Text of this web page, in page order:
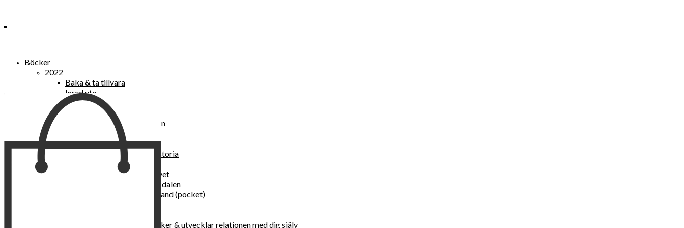
Böcker
2022
Baka & ta tillvara
Inred ute
Power Women
2021
Kvinnan som lekte med elden
“Vi vill nytt, vi begär plats”
Sånger vid avgrunden
Vattenvarelser : en kulturhistoria
Sannas fastebok
Happy skin : ung hud hela livet
Det lilla pensionatet i gröna dalen
I trygghetsnarkomanernas land (pocket)
Self Love – hur du läker, stärker & utvecklar relationen med dig själv